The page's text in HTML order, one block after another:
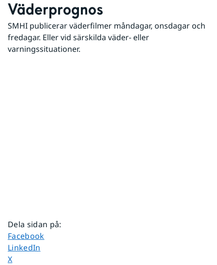
Väderprognos
SMHI publicerar väderfilmer måndagar, onsdagar och
fredagar. Eller vid särskilda väder- eller
varningssituationer.
Dela sidan på:
Dela sidan på
Facebook
Dela sidan på
LinkedIn
Dela sidan på
X